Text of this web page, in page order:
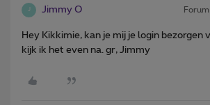
J Jimmy O
Hey Kikkimie, kan je mij je login bezorgen
kijk ik het even na. gr, Jimmy